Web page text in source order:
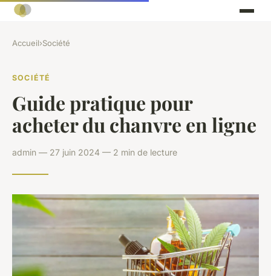
Accueil›Société
SOCIÉTÉ
Guide pratique pour
acheter du chanvre en ligne
admin — 27 juin 2024 — 2 min de lecture